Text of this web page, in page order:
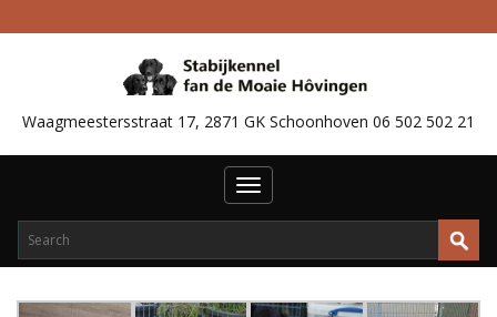
Waagmeestersstraat 17, 2871 GK Schoonhoven 06 502 502 21
Toggle
navigation